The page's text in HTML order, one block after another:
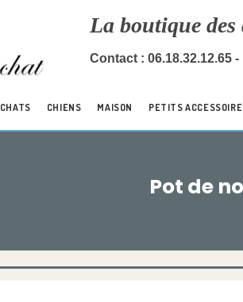
La boutique des
Contact : 06.18.32.12.65
CHATS CHIENS MAISON PETITS
Pot de